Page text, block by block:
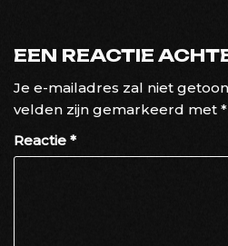
EEN REACTIE
Je e-mailadres zal niet
velden zijn gemarkeerd met *
Reactie *